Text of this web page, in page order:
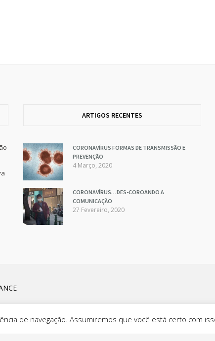
ARTIGOS RECENTES
CORONAVÍRUS FORMAS DE TRANSMISSÃO E
PREVENÇÃO
4 Março, 2020
CORONAVÍRUS…DES-COROANDO A
COMUNICAÇÃO
27 Fevereiro, 2020
de navegação. Assumiremos que você está certo com